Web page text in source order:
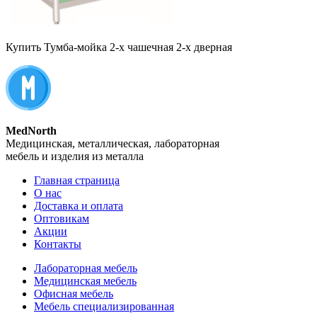
Купить Тумба-мойка 2-х чашечная 2-х дверная
MedNorth
Медицинская, металлическая, лабораторная
мебель и изделия из металла
Главная страница
О нас
Доставка и оплата
Оптовикам
Акции
Контакты
Лабораторная мебель
Медицинская мебель
Офисная мебель
Мебель специализированная